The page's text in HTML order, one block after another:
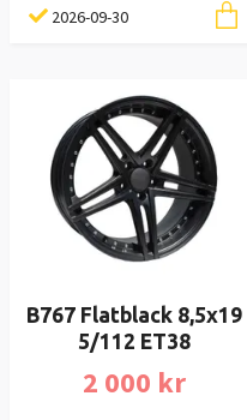
2026-09-30
B767 Flatblack 8,5x19
5/112 ET38
2 000 kr